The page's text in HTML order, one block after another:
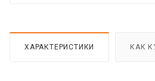
ХАРАКТЕРИСТИКИ КАК